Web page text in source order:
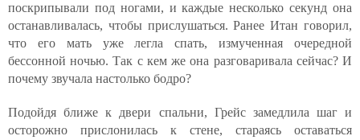
поскрипывали под ногами, и каждые несколько секунд она
останавливалась, чтобы прислушаться. Ранее Итан говорил,
что его мать уже легла спать, измученная очередной
бессонной ночью. Так с кем же она разговаривала сейчас? И
почему звучала настолько бодро?
Подойдя ближе к двери спальни, Грейс замедлила шаг и
осторожно прислонилась к стене, стараясь оставаться